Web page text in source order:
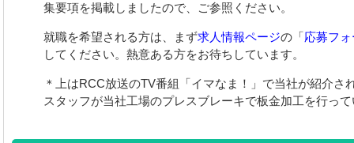
集要項を掲載しましたので、ご参照ください。
就職を希望される方は、まず求人情報ページの「応募フ
してください。熱意ある方をお待ちしています。
＊上はRCC放送のTV番組「イマなま！」で当社が紹介さ
スタッフが当社工場のプレスブレーキで板金加工を行っ